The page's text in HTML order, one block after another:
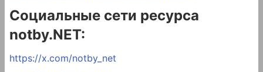
Социальные сети ресурса
notby.NET:
https://x.com/notby_net